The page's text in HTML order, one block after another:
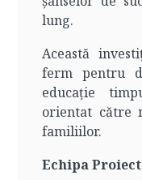
lung.
Această
ferm pentru
educație
orientat către
familiilor.
Echipa